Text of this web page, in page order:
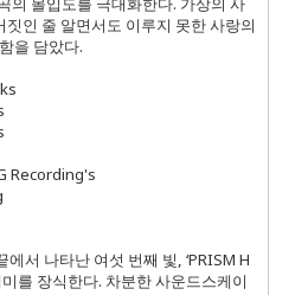
인 줄 알면서도 이루지 못한 사랑의
을 담았다.
Recording's
서 나타난 여섯 번째 빛, ‘PRISM H
를 장식한다. 차분한 사운드스케이